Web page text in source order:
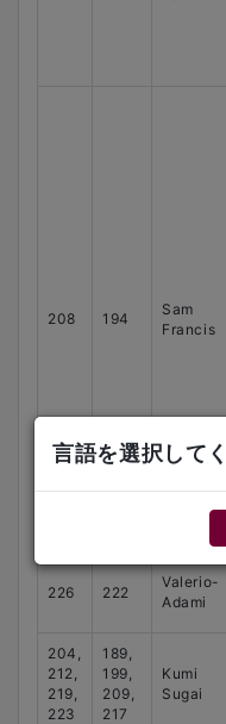
208 194
Sam
Francis
226 222
Valerio-
Adami
204,
212,
219,
223
189,
199,
209,
217
Kumi
Sugai
言語を選択し